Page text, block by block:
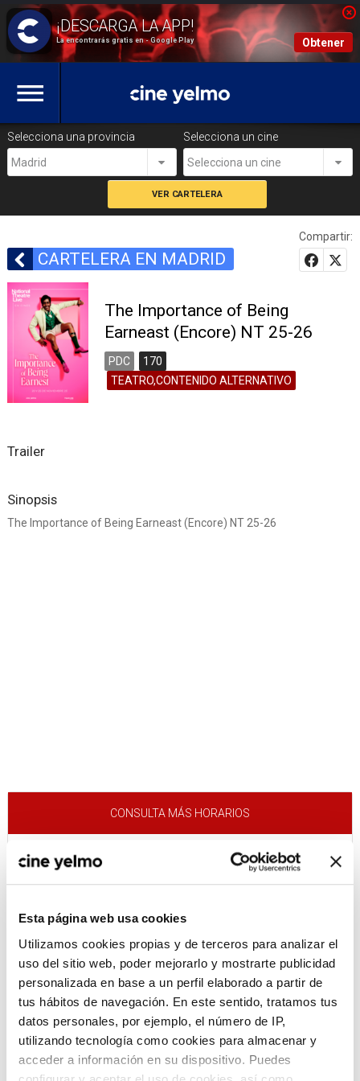
La encontrarás gratis en - Google Play Obtener
Esta página web usa cookies
Utilizamos cookies propias y de terceros para analizar el
uso del sitio web, poder mejorarlo y mostrarte publicidad
personalizada en base a un perfil elaborado a partir de
tus hábitos de navegación. En este sentido, tratamos tus
datos personales, por ejemplo, el número de IP,
utilizando tecnología como cookies para almacenar y
acceder a información en su dispositivo. Puedes
Selecciona una provincia
Madrid
Selecciona un cine
Selecciona un cine
CARTELERA EN MADRID
Compartir:
The Importance of Being
Earneast (Encore) NT 25-26
PDC
170
TEATRO,CONTENIDO ALTERNATIVO
Trailer
Sinopsis
The Importance of Being Earneast (Encore) NT 25-26
CONSULTA MÁS HORARIOS
:(
No hay películas con el
criterio de búsqueda
seleccionado.